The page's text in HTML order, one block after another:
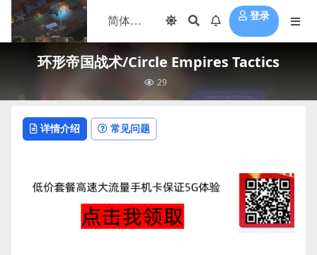
登录
环形帝国战术/Circle Empires Tactics
29
详情介绍 常见问题